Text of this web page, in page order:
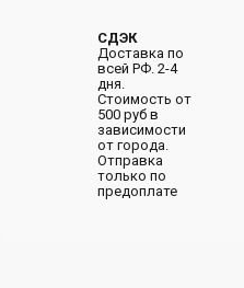
СДЭК
Доставка по
всей РФ. 2-4
дня.
Стоимость от
500 руб в
зависимости
от города.
Отправка
только по
предоплате